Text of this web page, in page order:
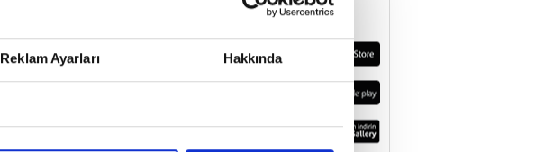
Reklam Ayarları Hakkında